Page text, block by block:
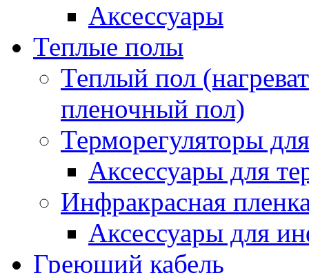
Аксессуары
Теплые полы
Теплый пол
пленочный пол)
Терморегуляторы
Аксессуары для
Инфракрасная
Аксессуары для
Греющий кабель